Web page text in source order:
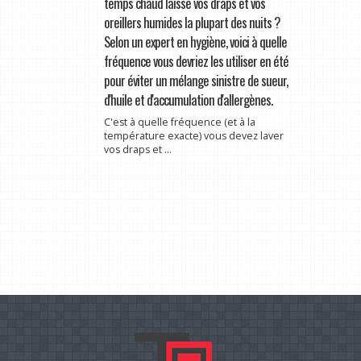
oreillers humides la plupart des nuits ?
Selon un expert en hygiène, voici à quelle
fréquence vous devriez les utiliser en été
pour éviter un mélange sinistre de sueur,
d'huile et d'accumulation d'allergènes.
C'est à quelle fréquence (et à la
température exacte) vous devez laver
vos draps et ...